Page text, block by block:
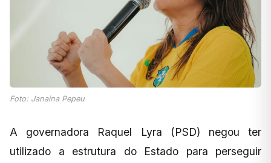
Foto: Janaina Pepeu
A governadora Raquel Lyra (PSD) negou ter
utilizado a estrutura do Estado para perseguir